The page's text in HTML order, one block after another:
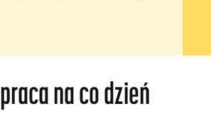
na co dzień